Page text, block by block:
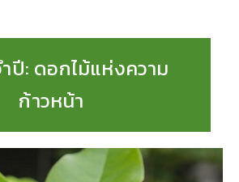
ปี: ดอกไม้แห่งความ
ก้าวหน้า